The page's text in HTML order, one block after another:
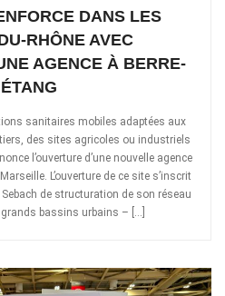
DANS LES
RHÔNE AVEC
AGENCE À BERRE-
sanitaires mobiles adaptées aux
des sites agricoles ou industriels
l’ouverture d’une nouvelle agence
L’ouverture de ce site s’inscrit
de structuration de son réseau
bassins urbains – […]